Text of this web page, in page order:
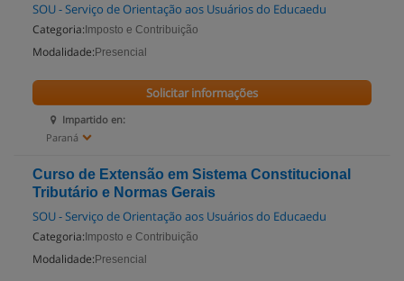
SOU - Serviço de Orientação aos Usuários do Educaedu
Categoria: Imposto e Contribuição
Modalidade: Presencial
Impartido en:
Paraná
Solicitar informações
Curso de Extensão em Sistema Constitucional
Tributário e Normas Gerais
SOU - Serviço de Orientação aos Usuários do Educaedu
Categoria: Imposto e Contribuição
Modalidade: Presencial